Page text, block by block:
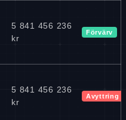
5 841 456 236
kr
Förvärv
5 841 456 236
kr
Avyttring